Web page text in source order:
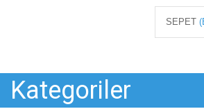
SEPET
Kategoriler